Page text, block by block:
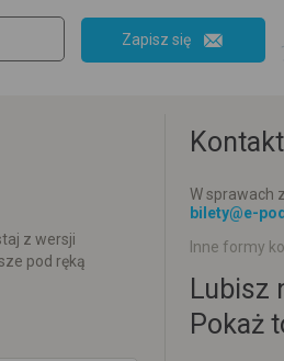
Zapisz się
z wersji
pod ręką
Kontakt
W sprawach
bilety@e-
Inne formy
Lubisz
Pokaż